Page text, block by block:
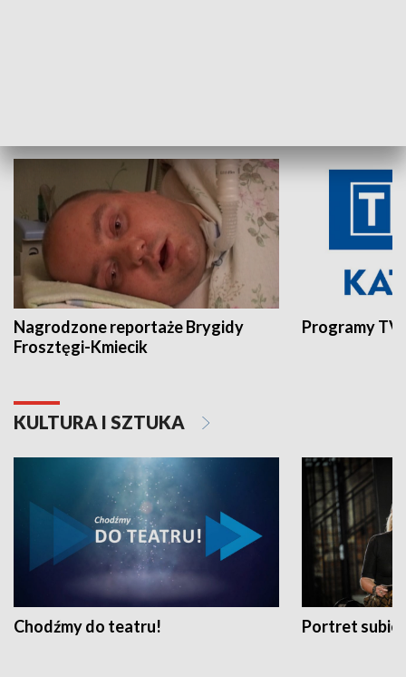
Nagrodzone reportaże Brygidy
Frosztęgi-Kmiecik
Programy
KULTURA I SZTUKA
Chodźmy do teatru! Portret